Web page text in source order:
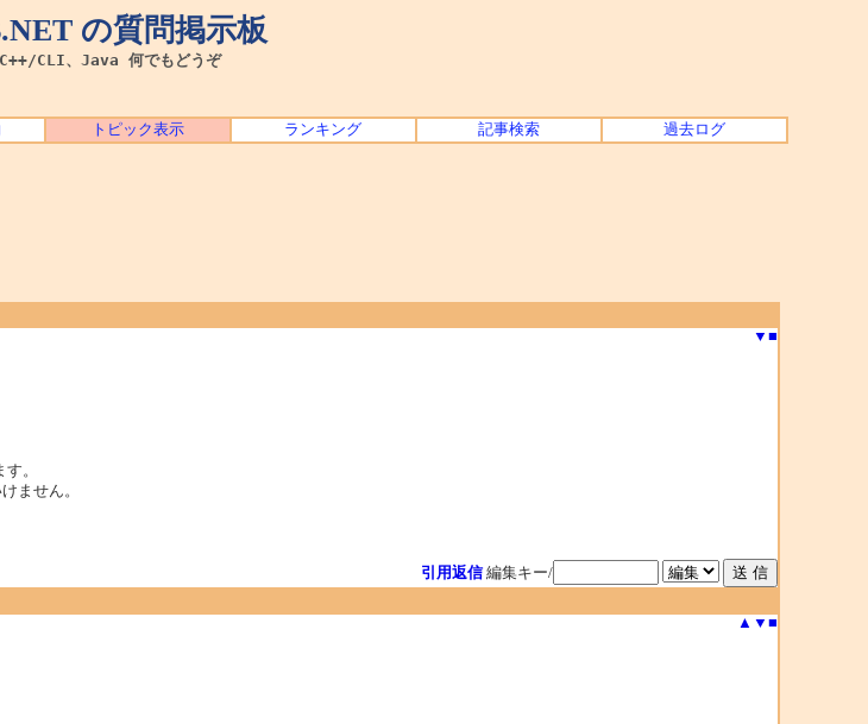
の質問掲示板
CLI、Java 何でもどうぞ
トピック表示 ランキング 記事検索 過去ログ
▼ ■
。
ません。
引用返信 編集キー/
▲ ▼ ■